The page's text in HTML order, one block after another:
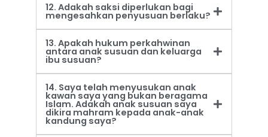
12. Adakah saksi diperlukan bagi
mengesahkan penyusuan berlaku?
13. Apakah hukum perkahwinan
antara anak susuan dan keluarga
ibu susuan?
14. Saya telah menyusukan anak
kawan saya yang bukan beragama
Islam. Adakah anak susuan saya
dikira mahram kepada anak-anak
kandung saya?